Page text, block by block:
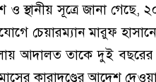
ও স্থানীয় সূত্রে জানা
চেয়ারম্যান মারুফ
আদালত তাকে দুই বছরের
কারাদণ্ডের আদেশ